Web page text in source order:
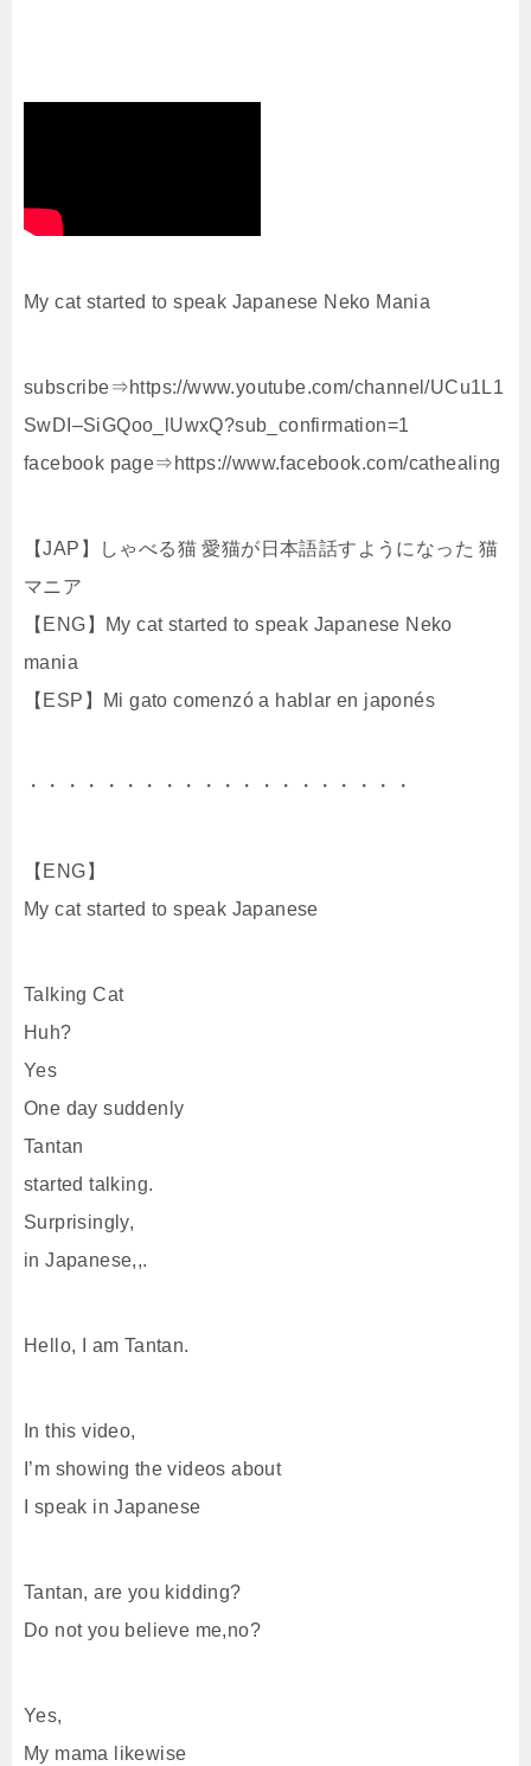
My cat started to speak Japanese Neko Mania
subscribe⇒https://www.youtube.com/channel/UCu1L1
SwDI–SiGQoo_lUwxQ?sub_confirmation=1
facebook page⇒https://www.facebook.com/cathealing
【JAP】しゃべる猫 愛猫が日本語話すようになった 猫
マニア
【ENG】My cat started to speak Japanese Neko
mania
【ESP】Mi gato comenzó a hablar en japonés
・・・・・・・・・・・・・・・・・・・・
【ENG】
My cat started to speak Japanese
Talking Cat
Huh?
Yes
One day suddenly
Tantan
started talking.
Surprisingly,
in Japanese,,.
Hello, I am Tantan.
In this video,
I’m showing the videos about
I speak in Japanese
Tantan, are you kidding?
Do not you believe me,no?
Yes,
My mama likewise